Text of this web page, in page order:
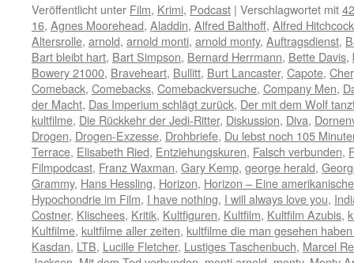
Veröffentlicht unter Film, Krimi, Podcast | Verschlagwortet mit
16, Agnes Moorehead, Aladdin, Alfred Balthoff, Alfred Hitchcock
Altersrolle, arnold, arnold monti, arnold monty, Auftragsdienst,
Bart bleibt hart, Bart Simpson, Bernard Herrmann, Bette Davis,
Bowery 21000, Braveheart, Bullitt, Burt Lancaster, Capote, Cher
Comeback, Comebacks, Comebackversuche, Company Men,
der Macht, Das Imperium schlägt zurück, Der mit dem Wolf
kultfilme, Die Rückkehr der Jedi-Ritter, Diskussion, Diva,
Drogen, Drogen-Exzesse, Drohbriefe, Du lebst noch 105
Terrace, Elisabeth Ried, Entziehungskuren, Falsch verbunden,
Filmpodcast, Franz Waxman, Gary Kemp, george herald,
Grammy, Hans Hessling, Horizon, Horizon – Eine
Hypochondrie im Film, I have nothing, I will always love you,
Costner, Klischees, Kritik, Kultfiguren, Kultfilm, Kultfilm Azubis,
Kultfilme, kultfilme aller zeiten, kultfilme die man gesehen
Kasdan, LTB, Lucille Fletcher, Lustiges Taschenbuch, Marcel